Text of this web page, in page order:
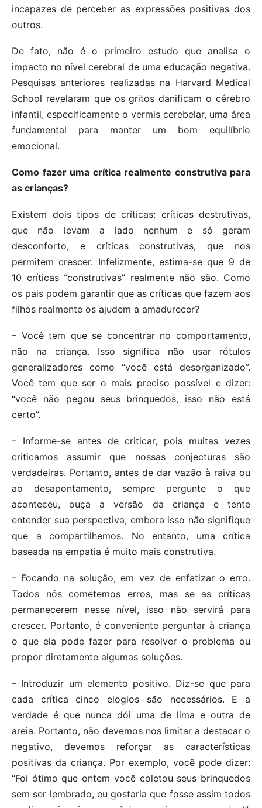
incapazes de perceber as expressões positivas dos
outros.
De fato, não é o primeiro estudo que analisa o
impacto no nível cerebral de uma educação negativa.
Pesquisas anteriores realizadas na Harvard Medical
School revelaram que os gritos danificam o cérebro
infantil, especificamente o vermis cerebelar, uma área
fundamental para manter um bom equilíbrio
emocional.
Como fazer uma crítica realmente construtiva para
as crianças?
Existem dois tipos de críticas: críticas destrutivas,
que não levam a lado nenhum e só geram
desconforto, e críticas construtivas, que nos
permitem crescer. Infelizmente, estima-se que 9 de
10 críticas “construtivas” realmente não são. Como
os pais podem garantir que as críticas que fazem aos
filhos realmente os ajudem a amadurecer?
– Você tem que se concentrar no comportamento,
não na criança. Isso significa não usar rótulos
generalizadores como “você está desorganizado”.
Você tem que ser o mais preciso possível e dizer:
“você não pegou seus brinquedos, isso não está
certo”.
– Informe-se antes de criticar, pois muitas vezes
criticamos assumir que nossas conjecturas são
verdadeiras. Portanto, antes de dar vazão à raiva ou
ao desapontamento, sempre pergunte o que
aconteceu, ouça a versão da criança e tente
entender sua perspectiva, embora isso não signifique
que a compartilhemos. No entanto, uma crítica
baseada na empatia é muito mais construtiva.
– Focando na solução, em vez de enfatizar o erro.
Todos nós cometemos erros, mas se as críticas
permanecerem nesse nível, isso não servirá para
crescer. Portanto, é conveniente perguntar à criança
o que ela pode fazer para resolver o problema ou
propor diretamente algumas soluções.
– Introduzir um elemento positivo. Diz-se que para
cada crítica cinco elogios são necessários. E a
verdade é que nunca dói uma de lima e outra de
areia. Portanto, não devemos nos limitar a destacar o
negativo, devemos reforçar as características
positivas da criança. Por exemplo, você pode dizer:
“Foi ótimo que ontem você coletou seus brinquedos
sem ser lembrado, eu gostaria que fosse assim todos